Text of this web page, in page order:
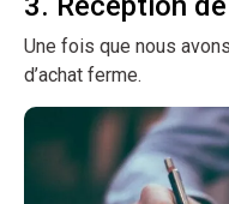
Une fois que nous
d’achat ferme.